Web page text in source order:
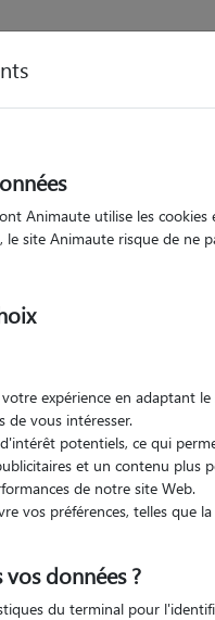
ANIMAUX à
Animaute utilise les
le site Animaute risque de ne
expérience en adaptant
de vous intéresser.
potentiels, ce qui
et un contenu plus
de notre site Web.
vos préférences, telles que
données ?
du terminal pour